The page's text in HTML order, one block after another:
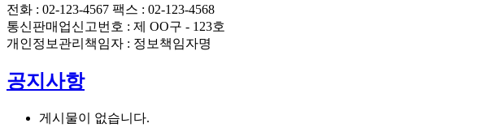
전화 : 02-123-4567 팩스 : 02-123-4568
통신판매업신고번호 : 제 OO구 - 123호
개인정보관리책임자 : 정보책임자명
공지사항
게시물이 없습니다.